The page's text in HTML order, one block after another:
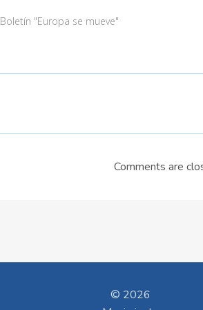
Boletín "Europa se mueve"
Comments are
© 2026